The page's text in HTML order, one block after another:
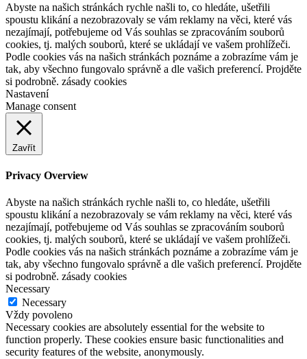
Abyste na našich stránkách rychle našli to, co hledáte, ušetřili
spoustu klikání a nezobrazovaly se vám reklamy na věci, které vás
nezajímají, potřebujeme od Vás souhlas se zpracováním souborů
cookies, tj. malých souborů, které se ukládají ve vašem prohlížeči.
Podle cookies vás na našich stránkách poznáme a zobrazíme vám je
tak, aby všechno fungovalo správně a dle vašich preferencí. Projděte
si podrobně. zásady cookies
Nastavení
Manage consent
Zavřít
Privacy Overview
Abyste na našich stránkách rychle našli to, co hledáte, ušetřili
spoustu klikání a nezobrazovaly se vám reklamy na věci, které vás
nezajímají, potřebujeme od Vás souhlas se zpracováním souborů
cookies, tj. malých souborů, které se ukládají ve vašem prohlížeči.
Podle cookies vás na našich stránkách poznáme a zobrazíme vám je
tak, aby všechno fungovalo správně a dle vašich preferencí. Projděte
si podrobně. zásady cookies
Necessary
Necessary
Vždy povoleno
Necessary cookies are absolutely essential for the website to
function properly. These cookies ensure basic functionalities and
security features of the website, anonymously.